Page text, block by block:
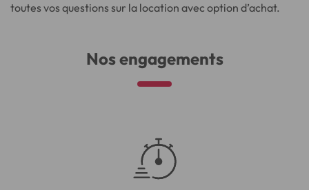
toutes vos questions sur la location avec option d’achat.
Nos engagements